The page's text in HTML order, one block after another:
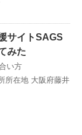
サイトSAGS
みた
い方
所在地 大阪府藤井